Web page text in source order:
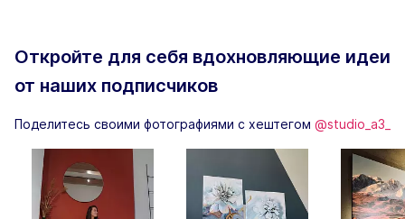
Откройте для себя вдохновляющие идеи
от наших подписчиков
Поделитесь своими фотографиями с хештегом @studio_a3_